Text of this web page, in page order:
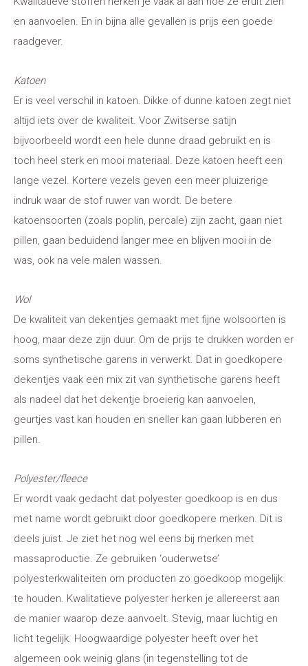
en aanvoelen. En in bijna alle gevallen is prijs een goede
raadgever.
Katoen
Er is veel verschil in katoen. Dikke of dunne katoen zegt niet
altijd iets over de kwaliteit. Voor Zwitserse satijn
bijvoorbeeld wordt een hele dunne draad gebruikt en is
toch heel sterk en mooi materiaal. Deze katoen heeft een
lange vezel. Kortere vezels geven een meer pluizerige
indruk waar de stof ruwer van wordt. De betere
katoensoorten (zoals poplin, percale) zijn zacht, gaan niet
pillen, gaan beduidend langer mee en blijven mooi in de
was, ook na vele malen wassen.
Wol
De kwaliteit van dekentjes gemaakt met fijne wolsoorten is
hoog, maar deze zijn duur. Om de prijs te drukken worden er
soms synthetische garens in verwerkt. Dat in goedkopere
dekentjes vaak een mix zit van synthetische garens heeft
als nadeel dat het dekentje broeierig kan aanvoelen,
geurtjes vast kan houden en sneller kan gaan lubberen en
pillen.
Polyester/fleece
Er wordt vaak gedacht dat polyester goedkoop is en dus
met name wordt gebruikt door goedkopere merken. Dit is
deels juist. Je ziet het nog wel eens bij merken met
massaproductie. Ze gebruiken ‘ouderwetse’
polyesterkwaliteiten om producten zo goedkoop mogelijk
te houden. Kwalitatieve polyester herken je allereerst aan
de manier waarop deze aanvoelt. Stevig, maar luchtig en
licht tegelijk. Hoogwaardige polyester heeft over het
algemeen ook weinig glans (in tegenstelling tot de